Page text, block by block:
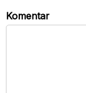
Komentar